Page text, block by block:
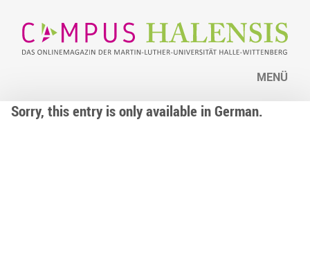
MENÜ
Sorry, this entry is only available in German.